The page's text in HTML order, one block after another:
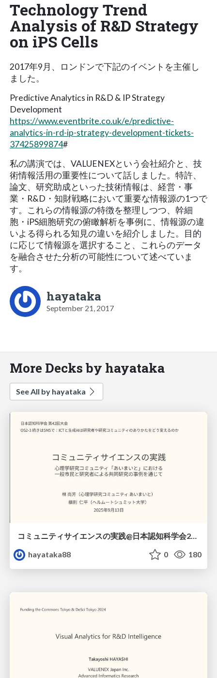
Technology Trend
Analysis of R&D Strategy
on iPS Cells
2017年9月、ロンドンで下記のイベントを主催し
ました。
Predictive Analytics in R&D & IP Strategy
Development
https://www.eventbrite.co.uk/e/predictive-
analytics-in-rd-ip-strategy-development-tickets-
37425899874#
私の講演では、VALUENEXという会社紹介と、技
術情報活用の重要性について話しました。特許、
論文、研究助成といった技術情報は、経営・事
業・R&D・知財戦略において重要な情報源の1つで
す。これらの情報源の特徴を整理しつつ、幹細
胞・iPS細胞研究の俯瞰解析を事例に、情報源の違
いよる得られる知見の違いを紹介しました。目的
に応じて情報源を選択すること、これらのデータ
を融合させた分析の可能性について述べていま
す。
hayataka
September 21, 2017
More Decks by hayataka
See All by hayataka
コミュニティサイエンスの実践@日本認知科学会2025
hayataka88
0 180